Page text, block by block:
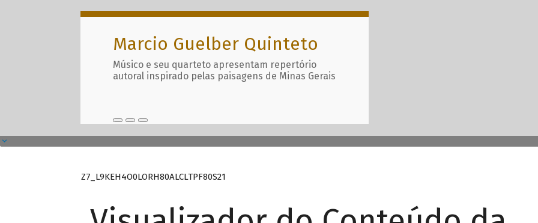
Marcio Guelber Quinteto
Músico e seu quarteto apresentam repertório
autoral inspirado pelas paisagens de Minas Gerais
Z7_L9KEH4O0LORH80ALCLTPF80S21